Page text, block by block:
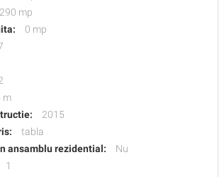
290 mp
0 mp
m
2015
tabla
ansamblu rezidential:
Nu
1